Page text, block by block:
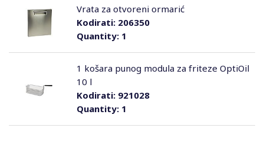
Quantity:1
Kodirati:206350
Vrata za otvoreni ormarić
Quantity:1
Kodirati:921028
1 košara punog modula za friteze OptiOil
10 l